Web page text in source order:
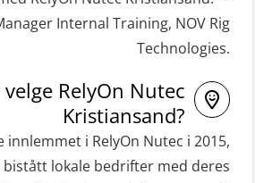
og Førstehjelp-
(FSC119)
(FSC121)
brukerkurs (OFA107)
Redningslag og HLO
redningsfarkoster
Over-Bord
32 t m/mørkekjøring
oppdatering
Internal Training, NOV Rig
Technologies.
RelyOn Nutec
Kristiansand?
innlemmet i RelyOn Nutec i 2015,
bistått lokale bedrifter med deres